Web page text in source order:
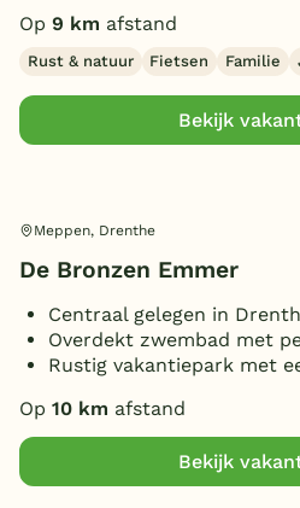
Op 9 km afstand
Rust & natuur Fietsen Familie
Bekijk
Meppen, Drenthe
De Bronzen Emmer
Centraal gelegen in
Overdekt zwembad met
Rustig vakantiepark met
Op 10 km afstand
Bekijk